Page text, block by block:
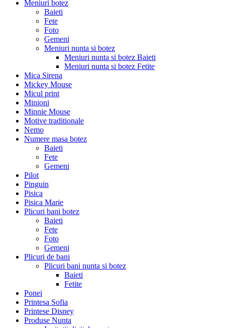
Meniuri botez
Baieti
Fete
Foto
Gemeni
Meniuri nunta si botez
Meniuri nunta si botez Baieti
Meniuri nunta si botez Fetite
Mica Sirena
Mickey Mouse
Micul print
Minioni
Minnie Mouse
Motive traditionale
Nemo
Numere masa botez
Baieti
Fete
Gemeni
Pilot
Pinguin
Pisica
Pisica Marie
Plicuri bani botez
Baieti
Fete
Foto
Gemeni
Plicuri de bani
Plicuri bani nunta si botez
Baieti
Fetite
Ponei
Printesa Sofia
Printese Disney
Produse Nunta